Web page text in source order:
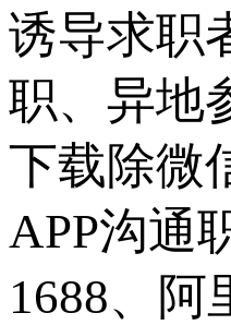
诱导求职
职、异地
下载除微
APP沟通
1688、阿